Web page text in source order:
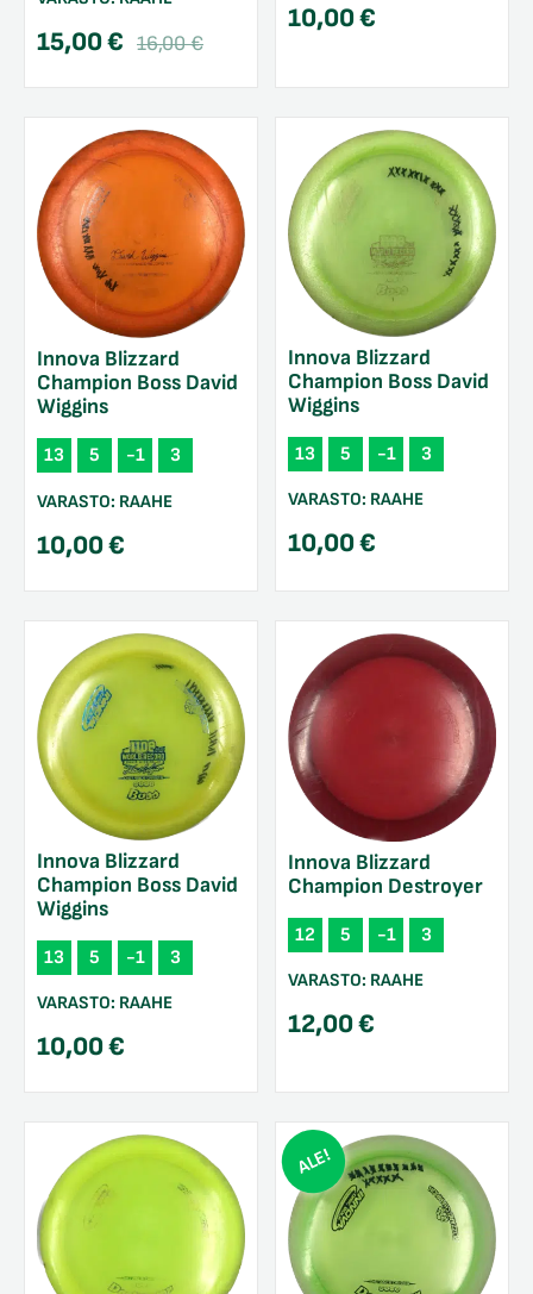
16,00€Alkuperäinen
oli:
16,00 €.
15,00€
Nykyinen
on:
15,00 €.
10,00€
Innova Blizzard
Champion Boss David
Wiggins
13 5 -1 3
VARASTO: RAAHE
10,00€
Innova Blizzard
Champion Boss David
Wiggins
13 5 -1 3
VARASTO: RAAHE
10,00€
Innova Blizzard
Champion Boss David
Wiggins
13 5 -1 3
VARASTO: RAAHE
10,00€
Innova Blizzard
Champion Destroyer
12 5 -1 3
VARASTO: RAAHE
12,00€
ALE!